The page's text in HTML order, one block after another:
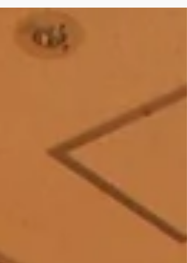
は全てドラムのレッスンでしたが、ピアノ
ウクレレ・アコースティックギター・ベー
（ギターとベースは初心者の方のみです）
随時募集しております！...